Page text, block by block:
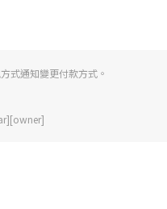
式通知變更付款方式。